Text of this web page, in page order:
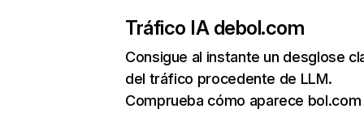
Tráfico IA debol.com
Consigue al instante un desglose
del tráfico procedente de LLM.
Comprueba cómo aparece bol.com